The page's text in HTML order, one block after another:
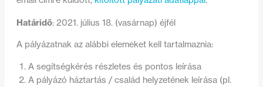
Határidő: 2021. július 18. (vasárnap) éjfél
A pályázatnak az alábbi elemeket kell tartalmaznia:
A segítségkérés részletes és pontos leírása
A pályázó háztartás / család helyzetének leírása (pl.